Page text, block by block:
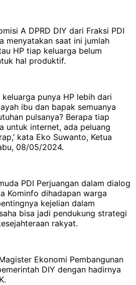
A DPRD DIY dari Fraksi PDI
menyatakan saat ini jumlah
HP tiap keluarga belum
hal produktif.
punya HP lebih dari
ibu dan bapak semuanya
pulsanya? Berapa tiap
untuk internet, ada peluang
kata Eko Suwanto, Ketua
08/05/2024.
PDI Perjuangan dalam dialog
Kominfo dihadapan warga
kejelian dalam
bisa jadi pendukung strategi
rakyat.
Ekonomi Pembangunan
DIY dengan hadirnya